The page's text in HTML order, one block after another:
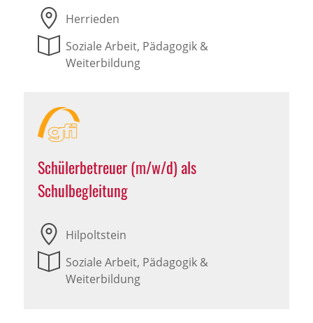
Herrieden
Soziale Arbeit, Pädagogik &
Weiterbildung
Schülerbetreuer (m/w/d) als
Schulbegleitung
Hilpoltstein
Soziale Arbeit, Pädagogik &
Weiterbildung